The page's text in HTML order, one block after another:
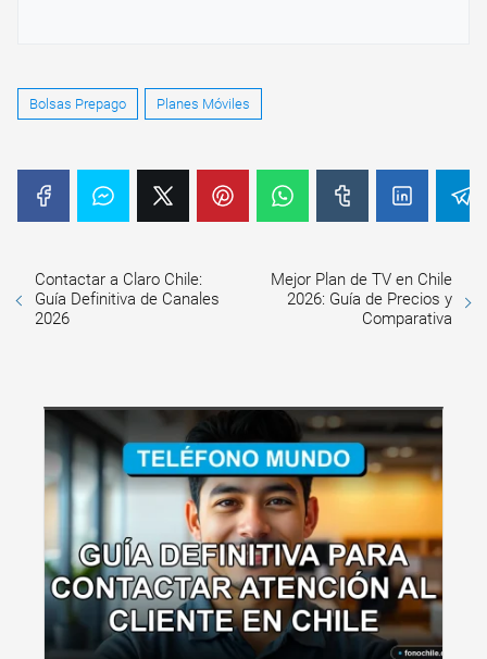
Bolsas Prepago Planes Móviles
Contactar a Claro Chile:
Guía Definitiva de Canales
2026
Mejor Plan de TV en Chile
2026: Guía de Precios y
Comparativa